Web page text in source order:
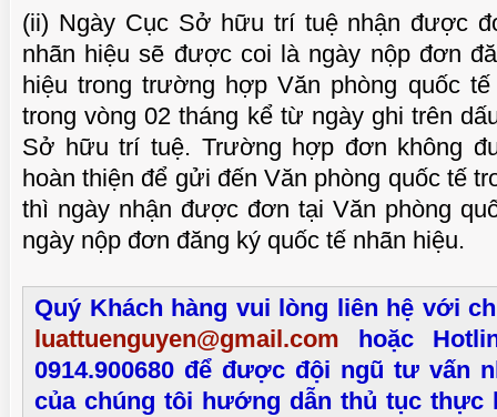
(ii) Ngày Cục Sở hữu trí tuệ nhận được
nhãn hiệu sẽ được coi là ngày nộp đơn
hiệu trong trường hợp Văn phòng quốc
trong vòng 02 tháng kể từ ngày ghi trên
Sở hữu trí tuệ. Trường hợp đơn không
hoàn thiện để gửi đến Văn phòng quốc tế
thì ngày nhận được đơn tại Văn phòng
ngày nộp đơn đăng ký quốc tế nhãn hiệu.
Quý Khách hàng vui lòng liên hệ với
luattuenguyen@gmail.com hoặc
0914.900680 để được đội ngũ tư vấn
của chúng tôi hướng dẫn thủ tục thực